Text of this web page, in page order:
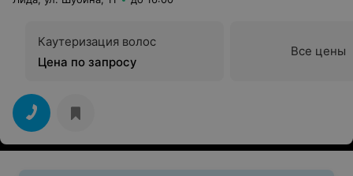
Каутеризация волос
Цена по запросу
Все цены